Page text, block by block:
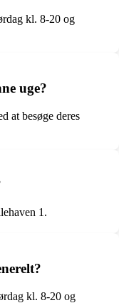
kl. 8-20 og
uge?
at besøge deres
1.
kl. 8-20 og